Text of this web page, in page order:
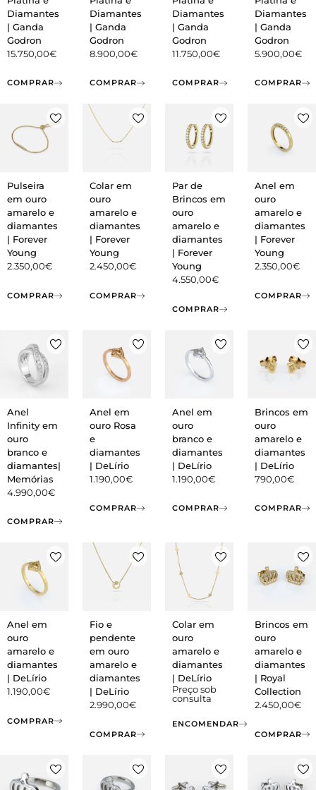
Diamantes
| Ganda
Godron
15.750,00€
COMPRAR
Diamantes
| Ganda
Godron
8.900,00€
COMPRAR
Diamantes
| Ganda
Godron
11.750,00€
COMPRAR
Diamantes
| Ganda
Godron
5.900,00€
COMPRAR
Pulseira
em ouro
amarelo e
diamantes
| Forever
Young
2.350,00€
COMPRAR
Colar em
ouro
amarelo e
diamantes
| Forever
Young
2.450,00€
COMPRAR
Par de
Brincos em
ouro
amarelo e
diamantes
| Forever
Young
4.550,00€
COMPRAR
Anel em
ouro
amarelo e
diamantes
| Forever
Young
2.350,00€
COMPRAR
Anel
Infinity em
ouro
branco e
diamantes|
Memórias
4.990,00€
COMPRAR
Anel em
ouro Rosa
e
diamantes
| DeLírio
1.190,00€
COMPRAR
Anel em
ouro
branco e
diamantes
| DeLírio
1.190,00€
COMPRAR
Brincos em
ouro
amarelo e
diamantes
| DeLírio
790,00€
COMPRAR
Anel em
ouro
amarelo e
diamantes
| DeLírio
1.190,00€
COMPRAR
Fio e
pendente
em ouro
amarelo e
diamantes
| DeLírio
2.990,00€
COMPRAR
Colar em
ouro
amarelo e
diamantes
| DeLírio
Preço sob
consulta
ENCOMENDAR
Brincos em
ouro
amarelo e
diamantes
| Royal
Collection
2.450,00€
COMPRAR